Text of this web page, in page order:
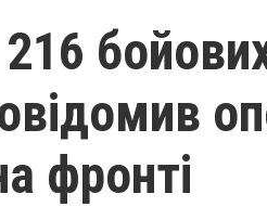
фронті